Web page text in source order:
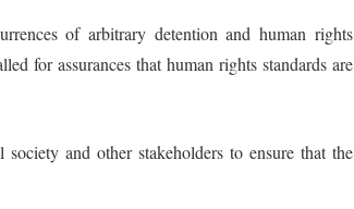
of arbitrary detention and human rights
for assurances that human rights standards are
and other stakeholders to ensure that the